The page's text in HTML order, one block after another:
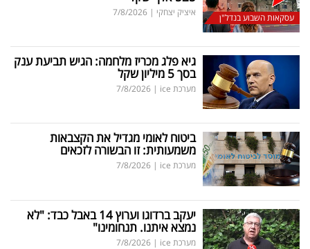
עסקאות השבוע בנדל"ן איציק יצחקי |
7/8/2026
גיא פלג מכריז מלחמה: הגיש תביעת ענק
בסך 5 מיליון שקל
מערכת ice |
7/8/2026
ביטוח לאומי מגדיל את הקצבאות
משמעותית: זו הבשורה לזכאים
מערכת ice |
7/8/2026
יעקב ברדוגו וערוץ 14 באבל כבד: "לא
נמצא איתנו. תנחומינו"
מערכת ice |
7/8/2026